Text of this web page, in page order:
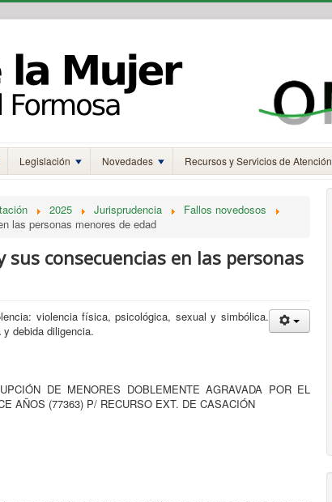
Legislación Novedades Recursos y Servicios de Atención
2025 Jurisprudencia
Fallos novedosos
las personas menores de edad
consecuencias en las personas
violencia física, psicológica, sexual y simbólica.
debida diligencia.
DE MENORES DOBLEMENTE AGRAVADA POR EL
AÑOS (77363) P/ RECURSO EXT. DE CASACIÓN